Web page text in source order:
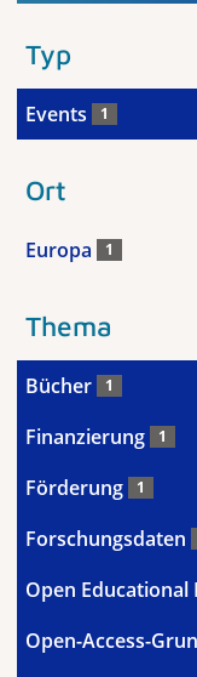
Typ
Events 1
Ort
Europa 1
Thema
Bücher 1
Finanzierung 1
Förderung 1
Forschungsdaten
Open Educational
Open-Access-